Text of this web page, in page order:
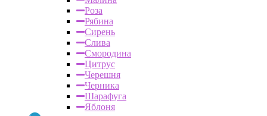
Роза
Рябина
Сирень
Слива
Смородина
Цитрус
Черешня
Черника
Шарафуга
Яблоня